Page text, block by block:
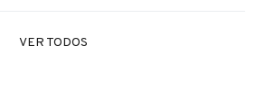
VER TODOS